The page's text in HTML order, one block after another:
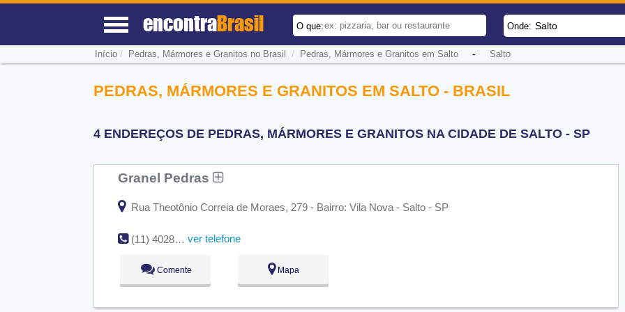
encontraBrasil O que: Onde: Salto
Início/ Pedras, Mármores e Granitos no Brasil / Pedras, Mármores e Granitos em Salto- Salto
PEDRAS, MÁRMORES E GRANITOS EM SALTO - BRASIL
4 ENDEREÇOS DE PEDRAS, MÁRMORES E GRANITOS NA CIDADE DE SALTO - SP
Granel Pedras
Rua Theotônio Correia de Moraes, 279 - Bairro: Vila Nova - Salto - SP
(11) 4028-4542 ver telefone
Comente Mapa